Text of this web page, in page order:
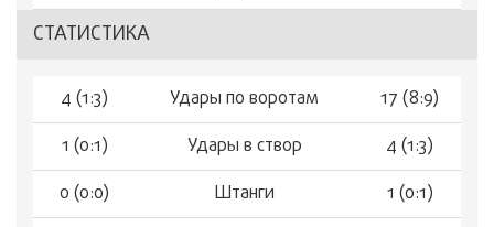
СТАТИСТИКА
4 (1:3) Удары по воротам
17 (8:9)
1 (0:1)
Удары в створ
4 (1:3)
0 (0:0)
Штанги
1 (0:1)